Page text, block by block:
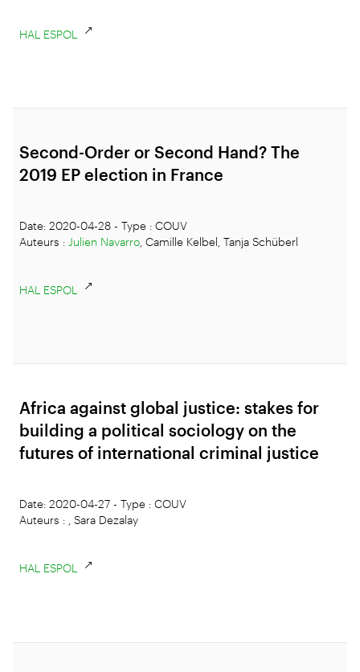
HAL ESPOL
Second-Order or Second Hand? The
2019 EP election in France
Date: 2020-04-28 - Type : COUV
Auteurs : Julien Navarro , Camille Kelbel, Tanja Schüberl
HAL ESPOL
Africa against global justice: stakes for
building a political sociology on the
futures of international criminal justice
Date: 2020-04-27 - Type : COUV
Auteurs : , Sara Dezalay
HAL ESPOL